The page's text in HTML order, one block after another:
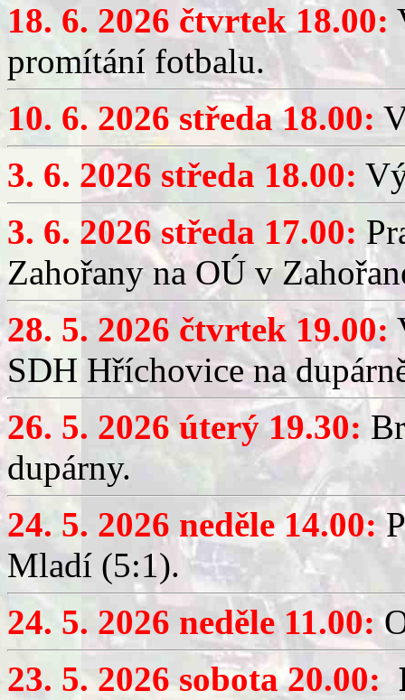
18. 6. 2026 čtvrtek 18.00:
promítání fotbalu.
10. 6. 2026 středa 18.00:
3. 6. 2026 středa 18.00:
3. 6. 2026 středa 17.00:
Zahořany na OÚ v
28. 5. 2026 čtvrtek 19.00:
SDH Hříchovice na
26. 5. 2026 úterý 19.30:
dupárny.
24. 5. 2026 neděle 14.00:
Mladí (5:1).
24. 5. 2026 neděle 11.00:
23. 5. 2026 sobota 20.00: